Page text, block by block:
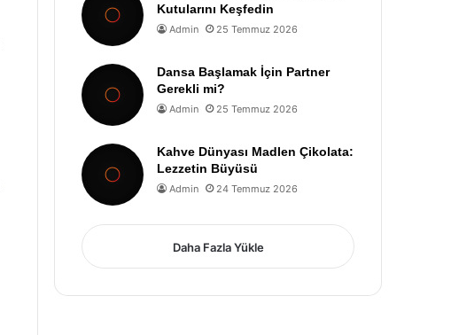
Kutularını Keşfedin
Admin 25 Temmuz 2026
Dansa Başlamak İçin Partner
Gerekli mi?
Admin 25 Temmuz 2026
Kahve Dünyası Madlen Çikolata:
Lezzetin Büyüsü
Admin 24 Temmuz 2026
Daha Fazla Yükle